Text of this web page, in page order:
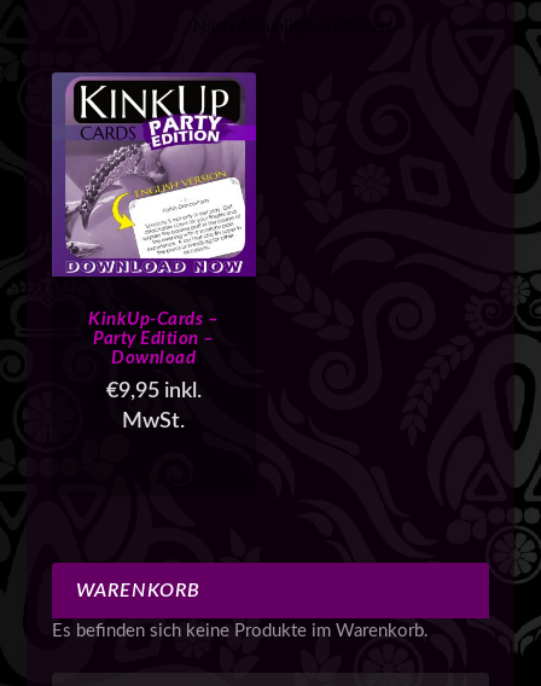
KinkUp-Cards –
Party Edition –
Download
€9,95 inkl.
MwSt.
WARENKORB
Es befinden sich keine Produkte im Warenkorb.